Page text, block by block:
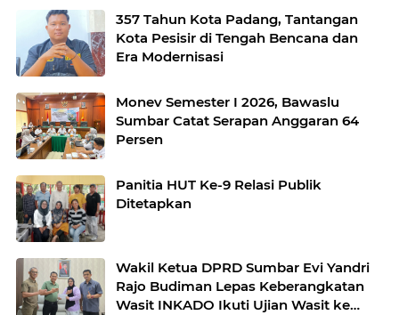
357 Tahun Kota Padang, Tantangan
Kota Pesisir di Tengah Bencana dan
Era Modernisasi
Monev Semester I 2026, Bawaslu
Sumbar Catat Serapan Anggaran 64
Persen
Panitia HUT Ke-9 Relasi Publik
Ditetapkan
Wakil Ketua DPRD Sumbar Evi Yandri
Rajo Budiman Lepas Keberangkatan
Wasit INKADO Ikuti Ujian Wasit ke